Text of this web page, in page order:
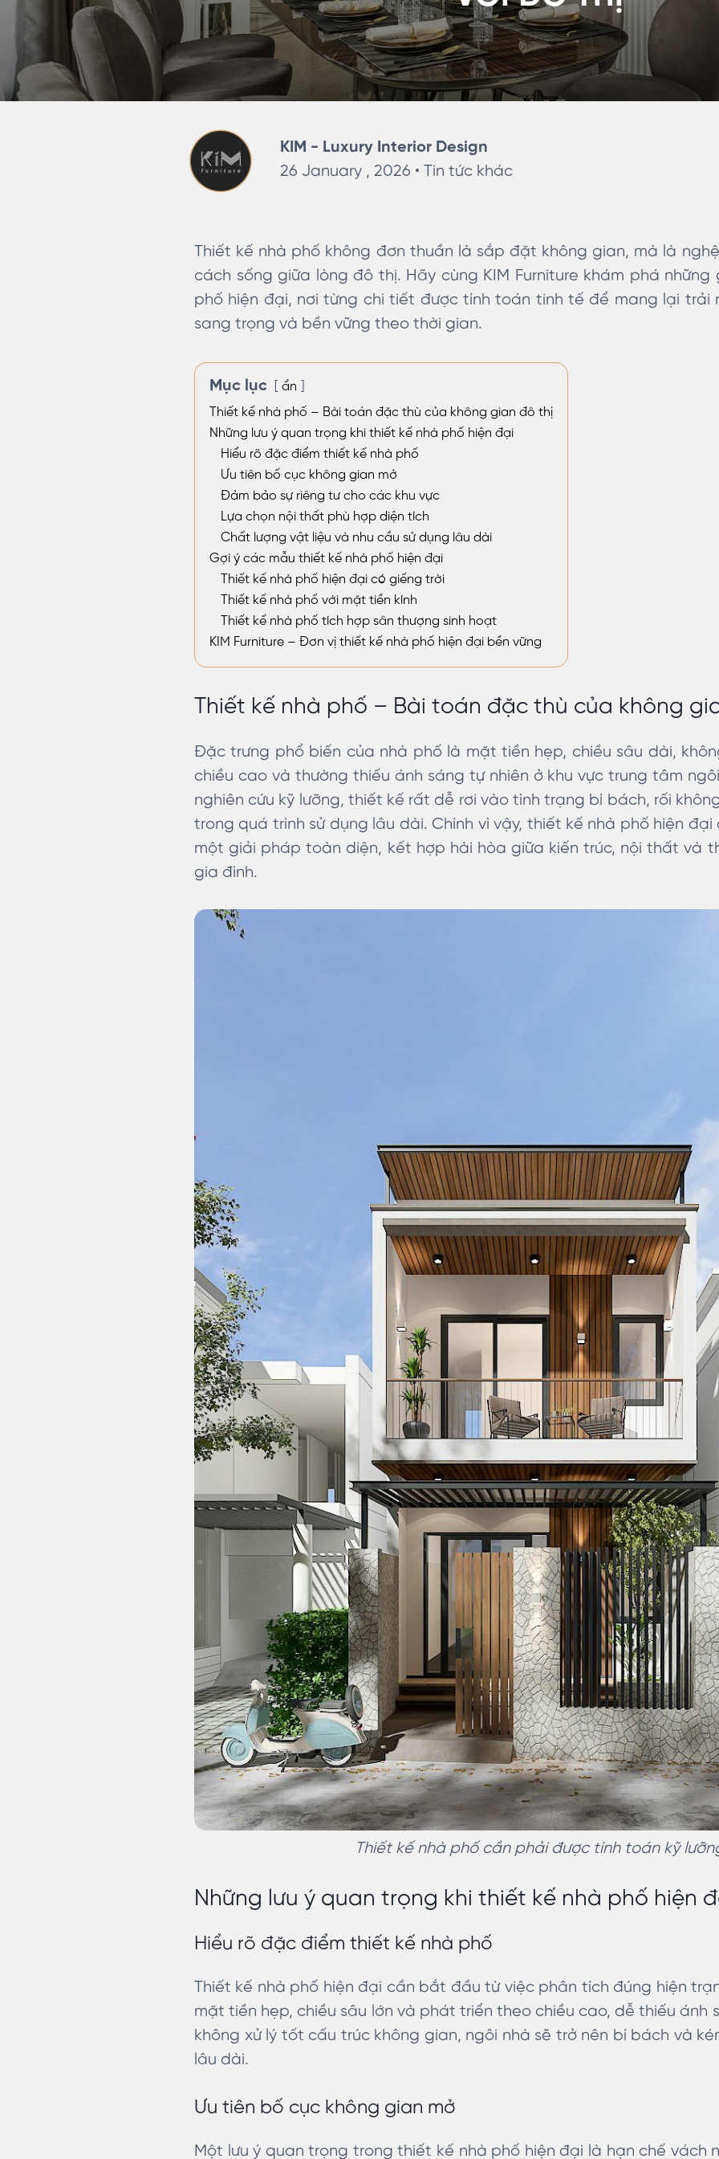
KIM - Luxury Interior Design
26 January , 2026 •Tin tức khác
Thiết kế nhà phố không đơn thuần là sắp đặt không gian, mà là
cách sống giữa lòng đô thị. Hãy cùng KIM Furniture khám phá
phố hiện đại, nơi từng chi tiết được tính toán tinh tế để mang lại trải
sang trọng và bền vững theo thời gian.
Mục lục
ẩn
Thiết kế nhà phố – Bài toán đặc thù của không gian đô thị
Những lưu ý quan trọng khi thiết kế nhà phố hiện đại
Hiểu rõ đặc điểm thiết kế nhà phố
Ưu tiên bố cục không gian mở
Đảm bảo sự riêng tư cho các khu vực
Lựa chọn nội thất phù hợp diện tích
Chất lượng vật liệu và nhu cầu sử dụng lâu dài
Gợi ý các mẫu thiết kế nhà phố hiện đại
Thiết kế nhà phố hiện đại có giếng trời
Thiết kế nhà phố với mặt tiền kính
Thiết kế nhà phố tích hợp sân thượng sinh hoạt
KIM Furniture – Đơn vị thiết kế nhà phố hiện đại bền vững
Thiết kế nhà phố – Bài toán đặc thù của không
Đặc trưng phổ biến của nhà phố là mặt tiền hẹp, chiều sâu dài,
chiều cao và thường thiếu ánh sáng tự nhiên ở khu vực trung tâm
nghiên cứu kỹ lưỡng, thiết kế rất dễ rơi vào tình trạng bí bách, rối
trong quá trình sử dụng lâu dài. Chính vì vậy, thiết kế nhà phố hiện
một giải pháp toàn diện, kết hợp hài hòa giữa kiến trúc, nội thất và
gia đình.
Thiết kế nhà phố cần phải được tính toán kỹ
Những lưu ý quan trọng khi thiết kế nhà phố hiện
Hiểu rõ đặc điểm thiết kế nhà phố
Thiết kế nhà phố hiện đại cần bắt đầu từ việc phân tích đúng hiện
mặt tiền hẹp, chiều sâu lớn và phát triển theo chiều cao, dễ thiếu ánh
không xử lý tốt cấu trúc không gian, ngôi nhà sẽ trở nên bí bách và
lâu dài.
Ưu tiên bố cục không gian mở
Một lưu ý quan trọng trong thiết kế nhà phố hiện đại là hạn chế vách